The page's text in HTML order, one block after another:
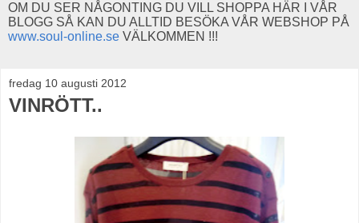
OM DU SER NÅGONTING DU VILL SHOPPA HÄR I VÅR
BLOGG SÅ KAN DU ALLTID BESÖKA VÅR WEBSHOP PÅ
www.soul-online.se VÄLKOMMEN !!!
fredag 10 augusti 2012
VINRÖTT..